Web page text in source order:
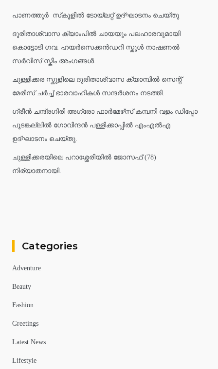
പാണത്തൂർ സ്‌കൂളിൽ ടോയ്ലറ്റ് ഉദ്ഘാടനം ചെയ്തു
ദുരിതാശ്വാസ ക്യാംപിൽ ചായയും പലഹാരവുമായി
കൊട്ടോടി ഗവ. ഹയർസെക്കൻഡറി സ്കൂൾ നാഷണൽ
സർവീസ് സ്കീം അംഗങ്ങൾ.
ചുള്ളിക്കര സ്കൂളിലെ ദുരിതാശ്വാസ ക്യാമ്പിൽ സെന്റ്
മേരീസ് ചർച്ച് ഭാരവാഹികൾ സന്ദർശനം നടത്തി.
ഗ്രീൻ ചന്ദ്രഗിരി അഗ്രോ ഫാർമേഴ്‌സ് കമ്പനി വളം ഡിപ്പോ
പൂടങ്കല്ലിൽ ഗോവിന്ദൻ പള്ളിക്കാപ്പിൽ എംഎൽഎ
ഉദ്ഘാടനം ചെയ്തു.
ചുള്ളിക്കരയിലെ പറാശ്ശേരിയിൽ ജോസഫ് (78)
നിര്യാതനായി.
Categories
Adventure
Beauty
Fashion
Greetings
Latest News
Lifestyle